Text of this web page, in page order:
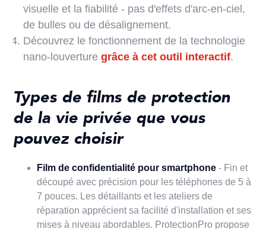
visuelle et la fiabilité - pas d'effets d'arc-en-ciel,
de bulles ou de désalignement.
Découvrez le fonctionnement de la technologie
nano-louverturegrâce à cet outil interactif.
Types de films de protection
de la vie privée que vous
pouvez choisir
Film de confidentialité pour smartphone - Fin et
découpé avec précision pour les téléphones de 5 à
7 pouces. Les détaillants et les ateliers de
réparation apprécient sa facilité d'installation et ses
mises à niveau abordables. ProtectionPro propose